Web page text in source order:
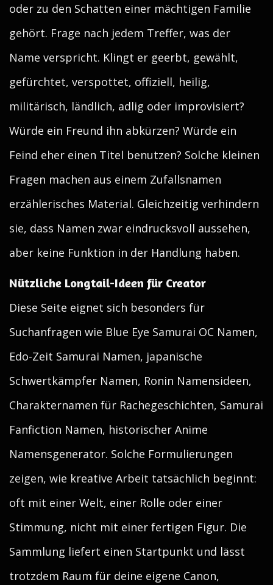
oder zu den Schatten einer mächtigen Familie
gehört. Frage nach jedem Treffer, was der
Name verspricht. Klingt er geerbt, gewählt,
gefürchtet, verspottet, offiziell, heilig,
militärisch, ländlich, adlig oder improvisiert?
Würde ein Freund ihn abkürzen? Würde ein
Feind eher einen Titel benutzen? Solche kleinen
Fragen machen aus einem Zufallsnamen
erzählerisches Material. Gleichzeitig verhindern
sie, dass Namen zwar eindrucksvoll aussehen,
aber keine Funktion in der Handlung haben.
Nützliche Longtail-Ideen für Creator
Diese Seite eignet sich besonders für
Suchanfragen wie Blue Eye Samurai OC Namen,
Edo-Zeit Samurai Namen, japanische
Schwertkämpfer Namen, Ronin Namensideen,
Charakternamen für Rachegeschichten, Samurai
Fanfiction Namen, historischer Anime
Namensgenerator. Solche Formulierungen
zeigen, wie kreative Arbeit tatsächlich beginnt:
oft mit einer Welt, einer Rolle oder einer
Stimmung, nicht mit einer fertigen Figur. Die
Sammlung liefert einen Startpunkt und lässt
trotzdem Raum für deine eigene Canon,